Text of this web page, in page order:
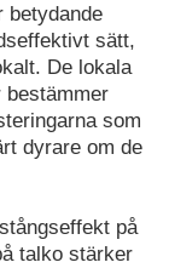
betydande
sätt,
De lokala
bestämmer
som
dyrare om de
på
talko stärker